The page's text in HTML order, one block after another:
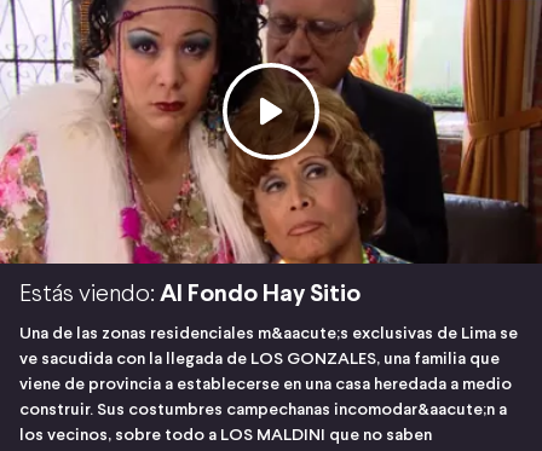
Estás viendo: Al Fondo Hay Sitio
Una de las zonas residenciales m&aacute;s exclusivas de Lima se
ve sacudida con la llegada de LOS GONZALES, una familia que
viene de provincia a establecerse en una casa heredada a medio
construir. Sus costumbres campechanas incomodar&aacute;n a
los vecinos, sobre todo a LOS MALDINI que no saben